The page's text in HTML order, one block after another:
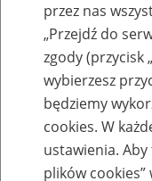
Baza
przez nas
„Przejdź do
zgody (przycisk
wybierzesz
będziemy
cookies. W
ustawienia.
plików cookies”